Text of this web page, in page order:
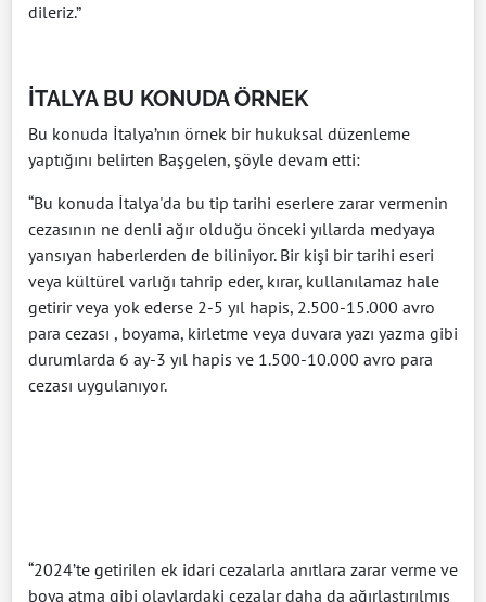
dileriz.”
İTALYA BU KONUDA ÖRNEK
Bu konuda İtalya’nın örnek bir hukuksal düzenleme
yaptığını belirten Başgelen, şöyle devam etti:
“Bu konuda İtalya'da bu tip tarihi eserlere zarar vermenin
cezasının ne denli ağır olduğu önceki yıllarda medyaya
yansıyan haberlerden de biliniyor. Bir kişi bir tarihi eseri
veya kültürel varlığı tahrip eder, kırar, kullanılamaz hale
getirir veya yok ederse 2-5 yıl hapis, 2.500-15.000 avro
para cezası , boyama, kirletme veya duvara yazı yazma gibi
durumlarda 6 ay-3 yıl hapis ve 1.500-10.000 avro para
cezası uygulanıyor.
“2024’te getirilen ek idari cezalarla anıtlara zarar verme ve
boya atma gibi olaylardaki cezalar daha da ağırlaştırılmış